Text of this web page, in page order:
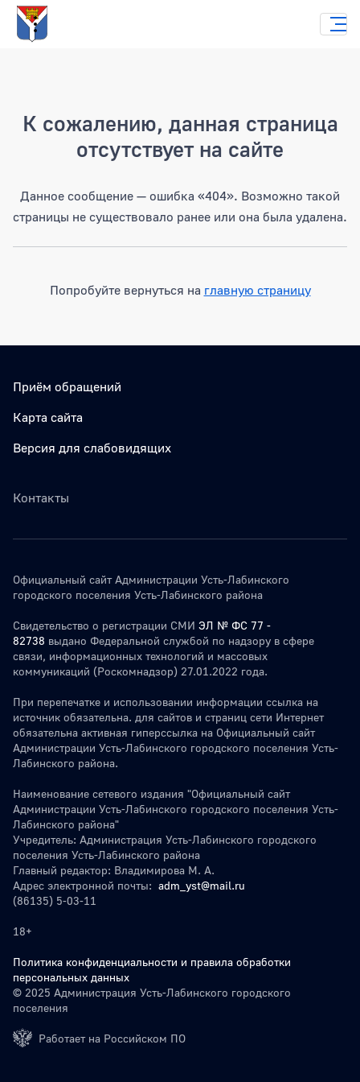
К сожалению, данная страница
отсутствует на сайте
Данное сообщение — ошибка «404». Возможно такой
страницы не существовало ранее или она была удалена.
Попробуйте вернуться на главную страницу
Приём обращений
Карта сайта
Версия для слабовидящих
Контакты
Официальный сайт Администрации Усть-Лабинского
городского поселения Усть-Лабинского района
Свидетельство о регистрации СМИ ЭЛ № ФС 77 -
82738 выдано Федеральной службой по надзору в сфере
связи, информационных технологий и массовых
коммуникаций (Роскомнадзор) 27.01.2022 года.
При перепечатке и использовании информации ссылка на
источник обязательна. для сайтов и страниц сети Интернет
обязательна активная гиперссылка на Официальный сайт
Администрации Усть-Лабинского городского поселения Усть-
Лабинского района.
Наименование сетевого издания "Официальный сайт
Администрации Усть-Лабинского городского поселения Усть-
Лабинского района"
Учредитель: Администрация Усть-Лабинского городского
поселения Усть-Лабинского района
Главный редактор: Владимирова М. А.
Адрес электронной почты: adm_yst@mail.ru
(86135) 5-03-11
18+
Политика конфиденциальности и правила обработки
персональных данных
© 2025 Администрация Усть-Лабинского городского
поселения
Работает на Российском ПО